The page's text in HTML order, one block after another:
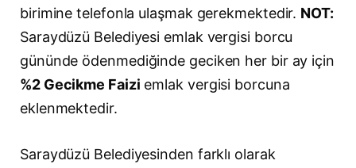
birimine telefonla ulaşmak gerekmektedir. NOT:
Saraydüzü Belediyesi emlak vergisi borcu
gününde ödenmediğinde geciken her bir ay için
%2 Gecikme Faizi emlak vergisi borcuna
eklenmektedir.
Saraydüzü Belediyesinden farklı olarak